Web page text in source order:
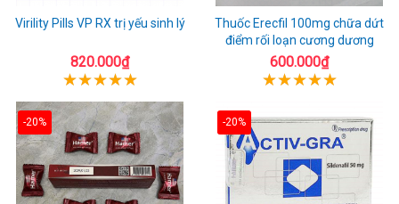
Virility Pills VP RX trị yếu sinh lý
820.000₫
Thuốc Erecfil 100mg chữa dứt
điểm rối loạn cương dương
600.000₫
-20% -20%